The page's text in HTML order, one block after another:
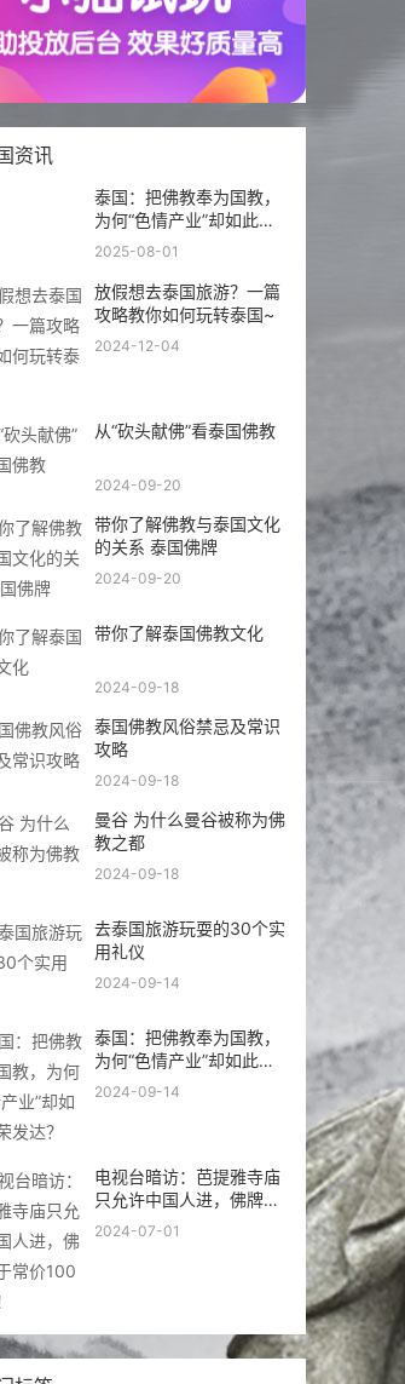
资讯
泰国：把佛教奉为国教，
为何“色情产业”却如此繁
荣发达？
2025-08-01
放假想去泰国旅游？一篇
攻略教你如何玩转泰国~
2024-12-04
2024-09-20
带你了解佛教与泰国文化
2024-09-20
带你了解泰国佛教文化
2024-09-18
攻略
2024-09-18
曼谷 为什么曼谷被称为佛
教之都
2024-09-18
去泰国旅游玩耍的30个实
用礼仪
泰国：把佛教奉为国教，
为何“色情产业”却如此繁
电视台暗访：芭提雅寺庙
标签
泰国 蝎子
禁忌
功效